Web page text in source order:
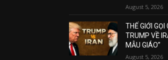
August 5, 2026
THẾ GIỚI
TRUMP VỀ
MẪU GIÁO”
August 5, 2026